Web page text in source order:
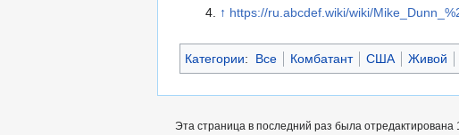
↑ https://ru.abcdef.wiki/wiki/
Категории: Все Комбатант США Живой
Эта страница в последний раз была отредактирована